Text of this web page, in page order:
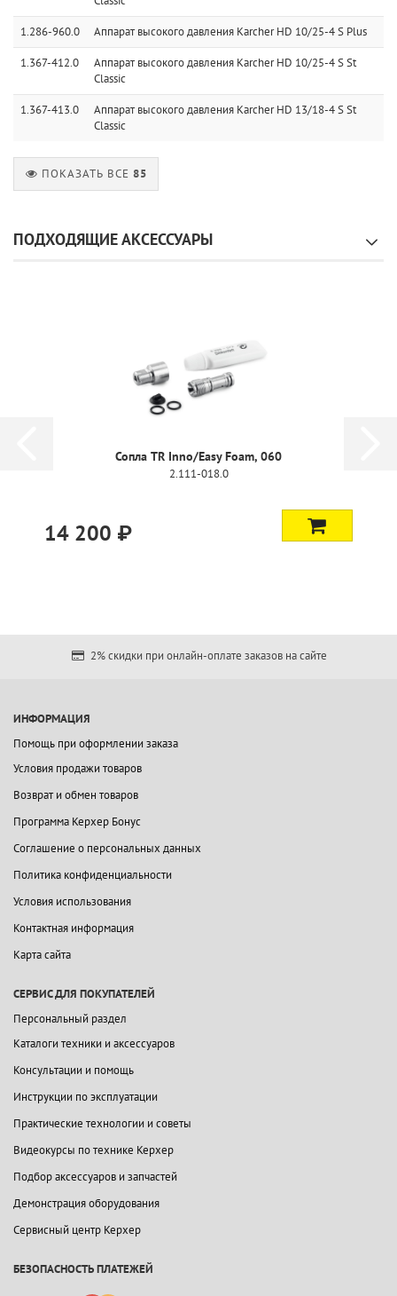
1.286-960.0 Аппарат высокого давления Karcher HD 10/25-4 S Plus
1.367-412.0
Аппарат высокого давления Karcher HD 10/25-4 S St
Classic
1.367-413.0
Аппарат высокого давления Karcher HD 13/18-4 S St
Classic
ПОКАЗАТЬ ВСЕ85
ПОДХОДЯЩИЕ АКСЕССУАРЫ
Сопла TR Inno/Easy Foam, 060
2.111-018.0
14 200 ₽
2% скидки при онлайн-оплате заказов на сайте
ИНФОРМАЦИЯ
Помощь при оформлении заказа
Условия продажи товаров
Возврат и обмен товаров
Программа Керхер Бонус
Соглашение о персональных данных
Политика конфиденциальности
Условия использования
Контактная информация
Карта сайта
СЕРВИС ДЛЯ ПОКУПАТЕЛЕЙ
Персональный раздел
Каталоги техники и аксессуаров
Консультации и помощь
Инструкции по эксплуатации
Практические технологии и советы
Видеокурсы по технике Керхер
Подбор аксессуаров и запчастей
Демонстрация оборудования
Сервисный центр Керхер
БЕЗОПАСНОСТЬ ПЛАТЕЖЕЙ